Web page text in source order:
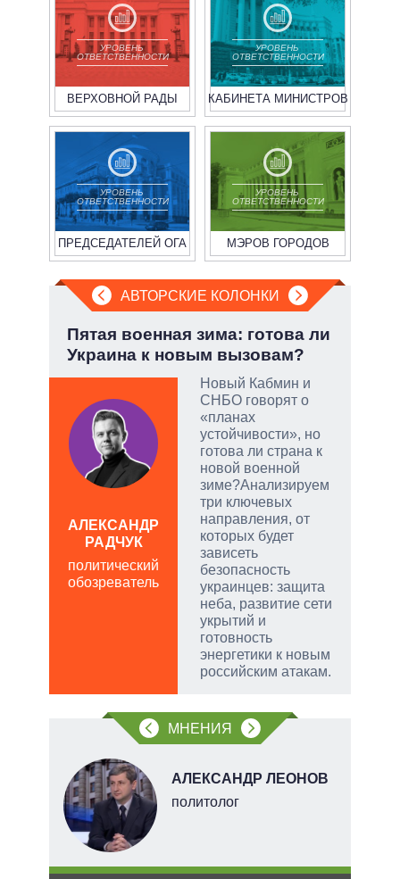
УРОВЕНЬ
ОТВЕТСТВЕННОСТИ
ВЕРХОВНОЙ РАДЫ
УРОВЕНЬ
ОТВЕТСТВЕННОСТИ
КАБИНЕТА МИНИСТРОВ
УРОВЕНЬ
ОТВЕТСТВЕННОСТИ
ПРЕДСЕДАТЕЛЕЙ ОГА
УРОВЕНЬ
ОТВЕТСТВЕННОСТИ
МЭРОВ ГОРОДОВ
АВТОРСКИЕ КОЛОНКИ
Пятая военная зима: готова ли
Украина к новым вызовам?
Новый Кабмин и
СНБО говорят о
«планах
устойчивости», но
готова ли страна к
новой военной
зиме?Анализируем
три ключевых
направления, от
которых будет
зависеть
безопасность
украинцев: защита
неба, развитие сети
укрытий и
готовность
энергетики к новым
российским атакам.
АЛЕКСАНДР
РАДЧУК
политический
обозреватель
МНЕНИЯ
АЛЕКСАНДР ЛЕОНОВ
политолог